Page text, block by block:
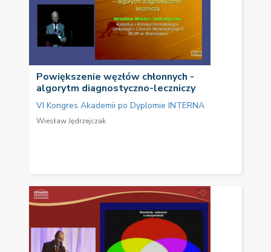
Powiększenie węzłów chłonnych -
algorytm diagnostyczno-leczniczy
VI Kongres Akademii po Dyplomie INTERNA
Wiesław Jędrzejczak